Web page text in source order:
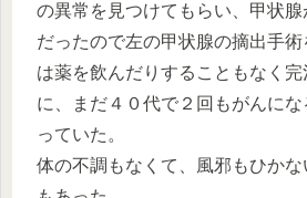
の異常を見つけてもらい、甲状
だったので左の甲状腺の摘出手
は薬を飲んだりすることもなく
に、まだ４０代で２回もがんに
っていた。
体の不調もなくて、風邪もひか